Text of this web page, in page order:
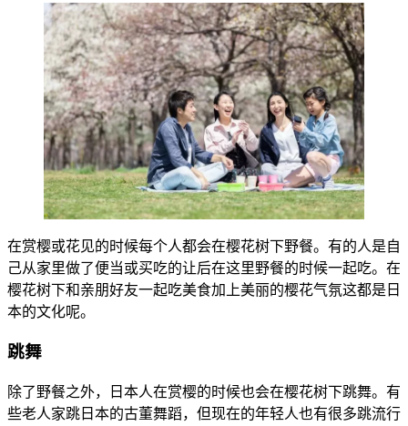
在赏樱或花见的时候每个人都会在樱花树下野餐。有的人是自
己从家里做了便当或买吃的让后在这里野餐的时候一起吃。在
樱花树下和亲朋好友一起吃美食加上美丽的樱花气氛这都是日
本的文化呢。
跳舞
除了野餐之外，日本人在赏樱的时候也会在樱花树下跳舞。有
些老人家跳日本的古董舞蹈，但现在的年轻人也有很多跳流行